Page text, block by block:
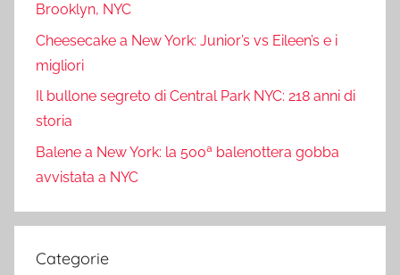
Brooklyn, NYC
Cheesecake a New York: Junior’s vs Eileen’s e i
migliori
Il bullone segreto di Central Park NYC: 218 anni di
storia
Balene a New York: la 500ª balenottera gobba
avvistata a NYC
Categorie